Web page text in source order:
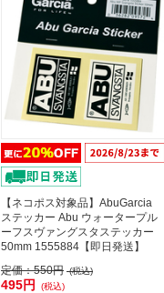
【ネコポス対象品】AbuGarcia
ステッカー Abu ウォータープル
ーフスヴァングスタステッカー
50mm 1555884【即日発送】
定価：550円 (税込)
495円 (税込)